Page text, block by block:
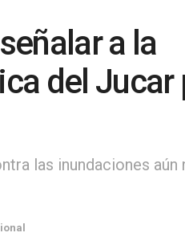
a la
del Jucar
las inundaciones aún